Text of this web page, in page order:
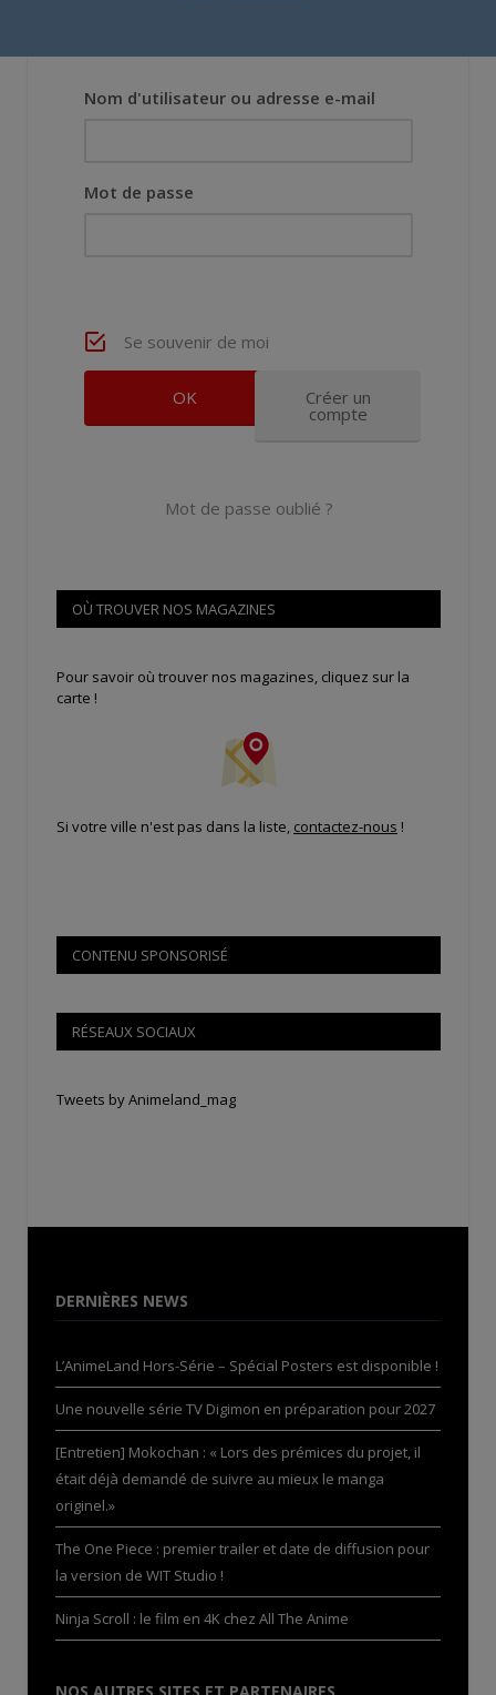
Nom d'utilisateur ou adresse e-mail
Mot de passe
Se souvenir de moi
Créer un
compte
Mot de passe oublié ?
OÙ TROUVER NOS MAGAZINES
Pour savoir où trouver nos magazines, cliquez sur la
carte !
Si votre ville n'est pas dans la liste, contactez-nous !
CONTENU SPONSORISÉ
RÉSEAUX SOCIAUX
Tweets by Animeland_mag
DERNIÈRES NEWS
L’AnimeLand Hors-Série – Spécial Posters est disponible !
Une nouvelle série TV Digimon en préparation pour 2027
[Entretien] Mokochan : « Lors des prémices du projet, il
était déjà demandé de suivre au mieux le manga
originel.»
The One Piece : premier trailer et date de diffusion pour
la version de WIT Studio !
Ninja Scroll : le film en 4K chez All The Anime